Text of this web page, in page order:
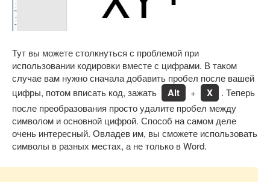
Тут вы можете столкнуться с проблемой при
использовании кодировки вместе с цифрами. В таком
случае вам нужно сначала добавить пробел после вашей
цифры, потом вписать код, зажать
Alt + X
. Теперь
после преобразования просто удалите пробел между
символом и основной цифрой. Способ на самом деле
очень интересный. Овладев им, вы сможете использовать
символы в разных местах, а не только в Word.